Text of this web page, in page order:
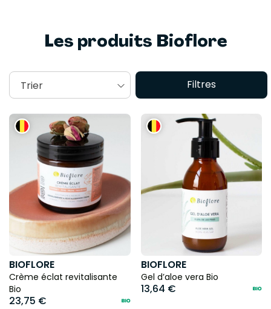
marque Bioflorepossède ses propres jardins bio de
permaculture en Belgique, où sont cultivées différentes
calendulas, la sauge, le romarin et la camomille romaine. Il
n’y a donc plus aucun doute sur l’origine des produits !
provenance de ses matières premières afin qu’elles soient
le plus locales possibles ainsi qu’au choix d’une filière
éthique qui respecte le travail des producteurs. Chaque
détail compte comme tendre vers la neutralité carbone
avec des emballages recyclés, biodégradables ou zéro
déchet.
produits Biofloresont variés : huiles essentielles,
extraits végétaux, cosmétiques naturels, tout l’essentiel
pour créer votre routine beauté personnalisée !
Les produits Bioflore
Filtres
Trier
BIOFLORE
Crème éclat revitalisante
Bio
23,75 €
BIOFLORE
Gel d’aloe vera Bio
13,64 €